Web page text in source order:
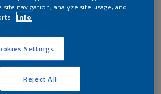
navigation, analyze site usage, and
Info
Settings
Reject All